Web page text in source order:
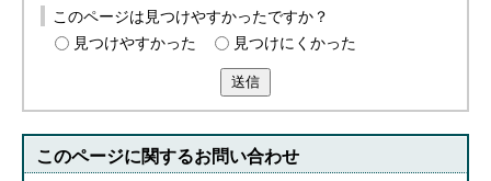
このページは見つけやすかったですか？
見つけやすかった
見つけにくかった
送信
このページに関するお問い合わせ